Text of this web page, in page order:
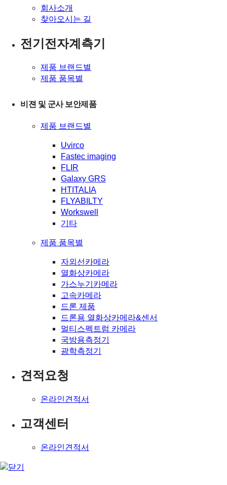
회사소개
찾아오시는 길
전기전자계측기
제품 브랜드별
제품 품목별
비젼 및 군사 보안제품
제품 브랜드별
Uvirco
Fastec imaging
FLIR
Galaxy GRS
HTITALIA
FLYABILTY
Workswell
기타
제품 품목별
자외선카메라
열화상카메라
가스누기카메라
고속카메라
드론 제품
드론용 열화상카메라&센서
멀티스펙트럼 카메라
국방용측정기
광학측정기
견적요청
온라인견적서
고객센터
온라인견적서